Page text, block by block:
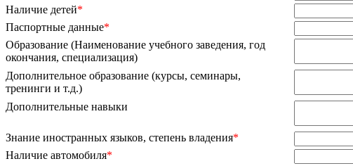
Наличие детей*
Паспортные данные*
Образование (Наименование учебного заведения, год
окончания, специализация)
Дополнительное образование (курсы, семинары,
тренинги и т.д.)
Дополнительные навыки
Знание иностранных языков, степень владения*
Наличие автомобиля*